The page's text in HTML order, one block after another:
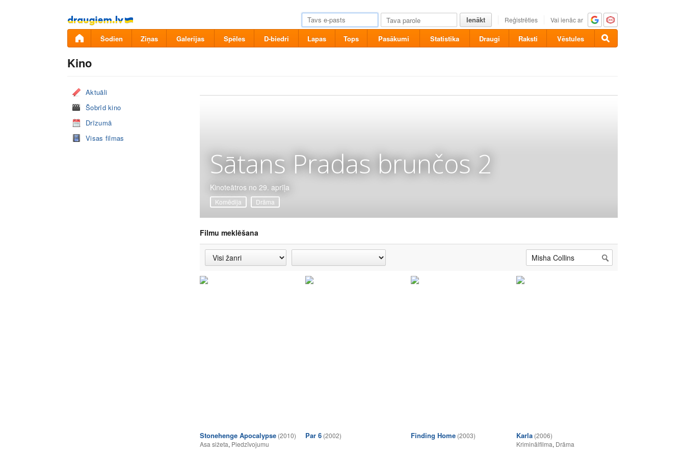
Pāriet
uz
saturu
Ienākt Reģistrēties Vai ienāc ar
Šodien Ziņas Galerijas Spēles D-biedri Lapas Tops Pasākumi Statistika Draugi Raksti Vēstules
Kino
Aktuāli
Šobrīd kino
Drīzumā
Visas filmas
Sātans Pradas brunčos 2
Kinoteātros no 29. aprīļa
Komēdija Drāma
Filmu meklēšana
Stonehenge Apocalypse (2010)
Asa sižeta, Piedzīvojumu
Par 6 (2002) Finding Home (2003) Karla (2006)
Kriminālfilma, Drāma